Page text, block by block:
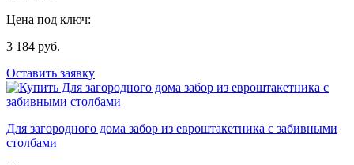
Цена под ключ:
3 184 руб.
Оставить заявку
Для загородного дома забор из евроштакетника с забивными
столбами